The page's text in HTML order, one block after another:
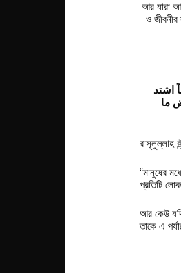
আর যারা
ও জীবনীর
اشتد
ما
“মানুষের
প্রতিটি
আর কেউ
তাকে এ